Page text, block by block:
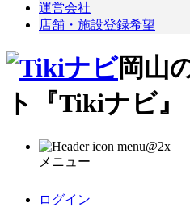
運営会社
店舗・施設登録希望
岡山
ト『Tikiナビ』
メニュー
ログイン